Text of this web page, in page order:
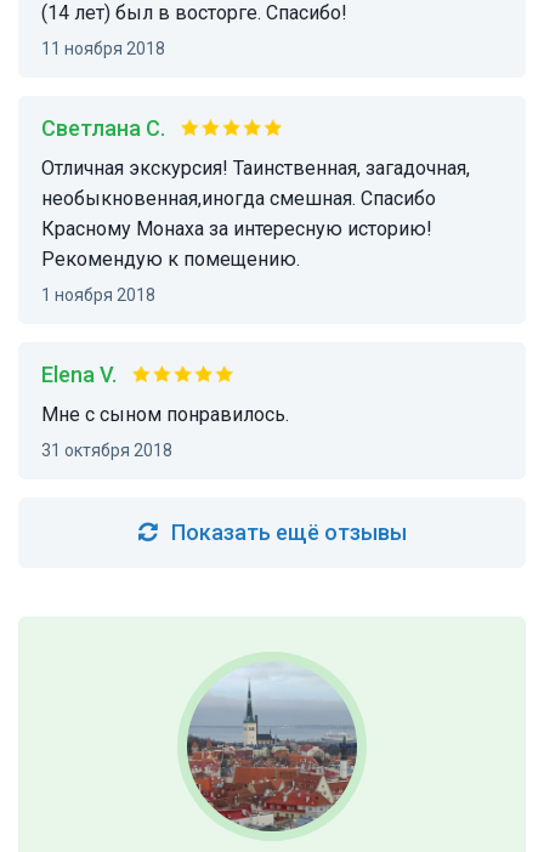
(14 лет) был в восторге. Спасибо!
11 ноября 2018
Светлана С.
Отличная экскурсия! Таинственная, загадочная,
необыкновенная,иногда смешная. Спасибо
Красному Монаха за интересную историю!
Рекомендую к помещению.
1 ноября 2018
Elena V.
Мне с сыном понравилось.
31 октября 2018
Показать ещё отзывы